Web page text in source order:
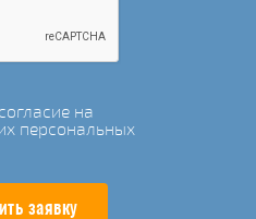
на
персональных
заявку